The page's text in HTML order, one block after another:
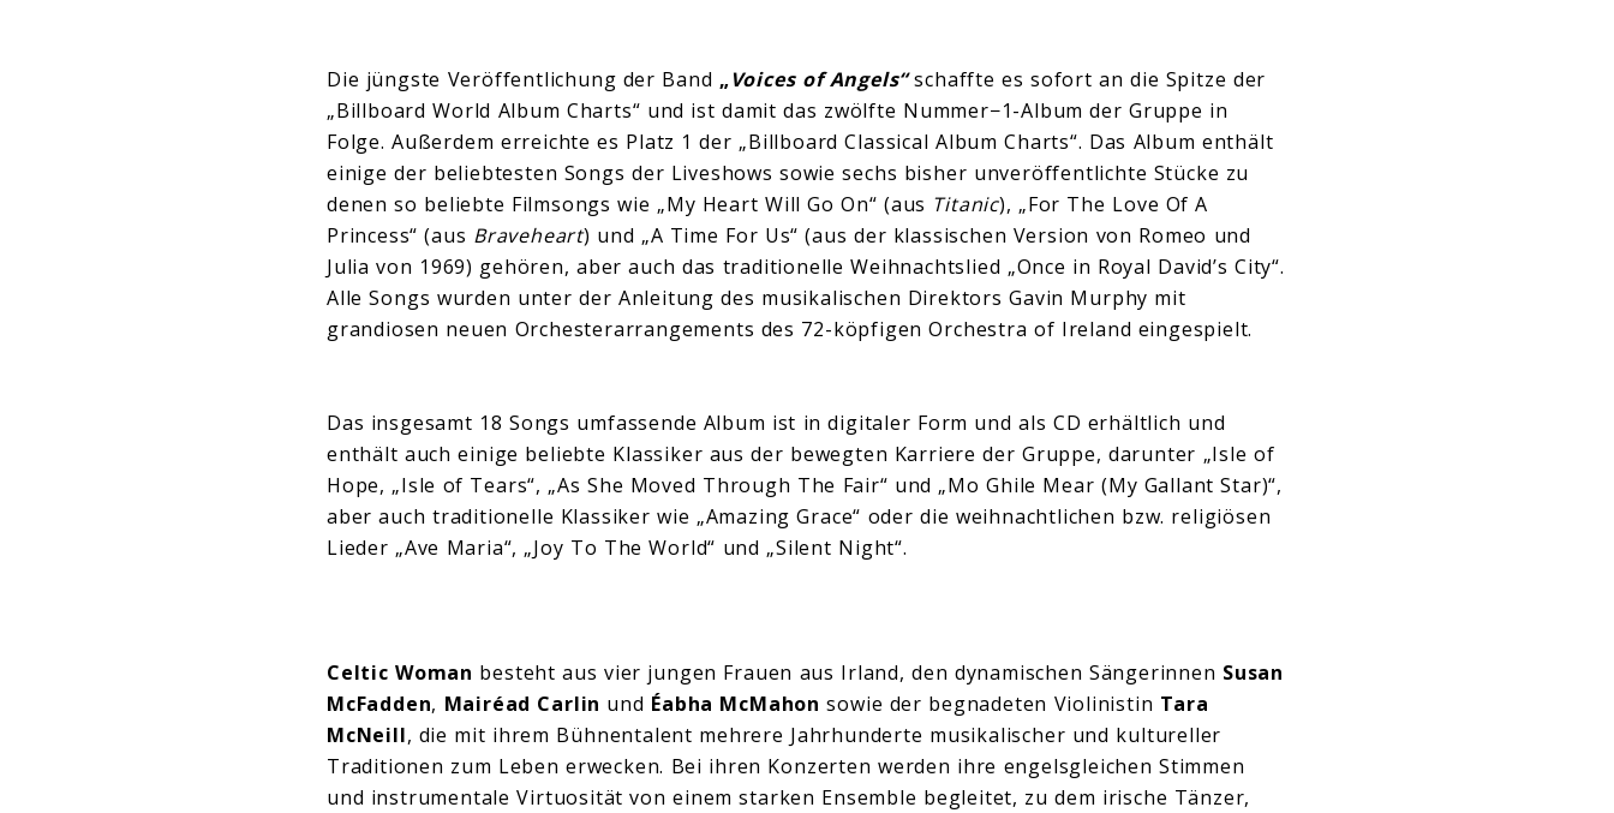
Die jüngste Veröffentlichung der Band „Voices of Angels“schaffte es sofort an die Spitze der
„Billboard World Album Charts“ und ist damit das zwölfte Nummer−1-Album der Gruppe in
Folge. Außerdem erreichte es Platz 1 der „Billboard Classical Album Charts“. Das Album enthält
einige der beliebtesten Songs der Liveshows sowie sechs bisher unveröffentlichte Stücke zu
denen so beliebte Filmsongs wie „My Heart Will Go On“ (aus Titanic), „For The Love Of A
Princess“ (aus Braveheart) und „A Time For Us“ (aus der klassischen Version von Romeo und
Julia von 1969) gehören, aber auch das traditionelle Weihnachtslied „Once in Royal David’s City“.
Alle Songs wurden unter der Anleitung des musikalischen Direktors Gavin Murphy mit
grandiosen neuen Orchesterarrangements des 72-köpfigen Orchestra of Ireland eingespielt.
Das insgesamt 18 Songs umfassende Album ist in digitaler Form und als CD erhältlich und
enthält auch einige beliebte Klassiker aus der bewegten Karriere der Gruppe, darunter „Isle of
Hope, „Isle of Tears“, „As She Moved Through The Fair“ und „Mo Ghile Mear (My Gallant Star)“,
aber auch traditionelle Klassiker wie „Amazing Grace“ oder die weihnachtlichen bzw. religiösen
Lieder „Ave Maria“, „Joy To The World“ und „Silent Night“.
Celtic Woman besteht aus vier jungen Frauen aus Irland, den dynamischen Sängerinnen Susan
McFadden, Mairéad Carlin und Éabha McMahon sowie der begnadeten Violinistin Tara
McNeill, die mit ihrem Bühnentalent mehrere Jahrhunderte musikalischer und kultureller
Traditionen zum Leben erwecken. Bei ihren Konzerten werden ihre engelsgleichen Stimmen
und instrumentale Virtuosität von einem starken Ensemble begleitet, zu dem irische Tänzer,